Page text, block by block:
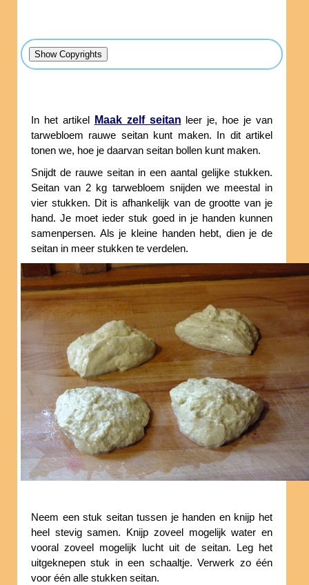
In het artikel Maak zelf seitan leer je, hoe je van
tarwebloem rauwe seitan kunt maken. In dit artikel
tonen we, hoe je daarvan seitan bollen kunt maken.
Snijdt de rauwe seitan in een aantal gelijke stukken.
Seitan van 2 kg tarwebloem snijden we meestal in
vier stukken. Dit is afhankelijk van de grootte van je
hand. Je moet ieder stuk goed in je handen kunnen
samenpersen. Als je kleine handen hebt, dien je de
seitan in meer stukken te verdelen.
Neem een stuk seitan tussen je handen en knijp het
heel stevig samen. Knijp zoveel mogelijk water en
vooral zoveel mogelijk lucht uit de seitan. Leg het
uitgeknepen stuk in een schaaltje. Verwerk zo één
voor één alle stukken seitan.